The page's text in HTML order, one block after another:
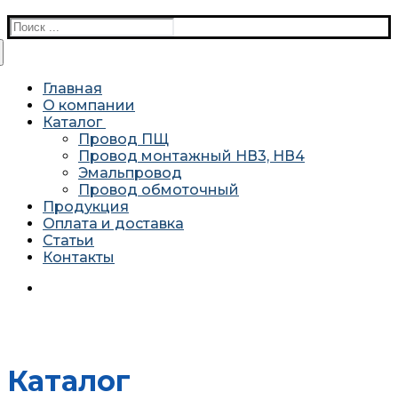
Найти:
Главная
О компании
Каталог
Провод ПЩ
Провод монтажный НВ3, НВ4
Эмальпровод
Провод обмоточный
Продукция
Оплата и доставка
Статьи
Контакты
Каталог